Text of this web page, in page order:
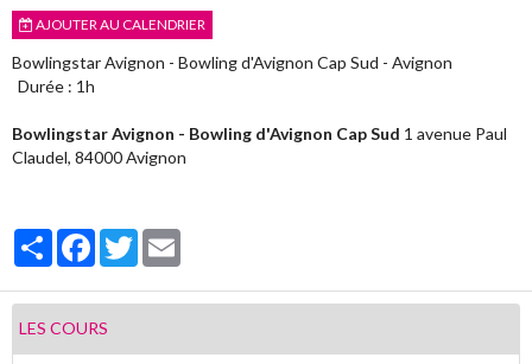
Infos pratiques
Agenda
Album photos
Contact
Livre d'or
Sondages
AJOUTER AU CALENDRIER
Bowlingstar Avignon - Bowling d'Avignon Cap Sud - Avignon
Durée : 1h
Bowlingstar Avignon - Bowling d'Avignon Cap Sud 1 avenue Paul
Claudel, 84000 Avignon
PartagerFacebook
Twitter
LES COURS